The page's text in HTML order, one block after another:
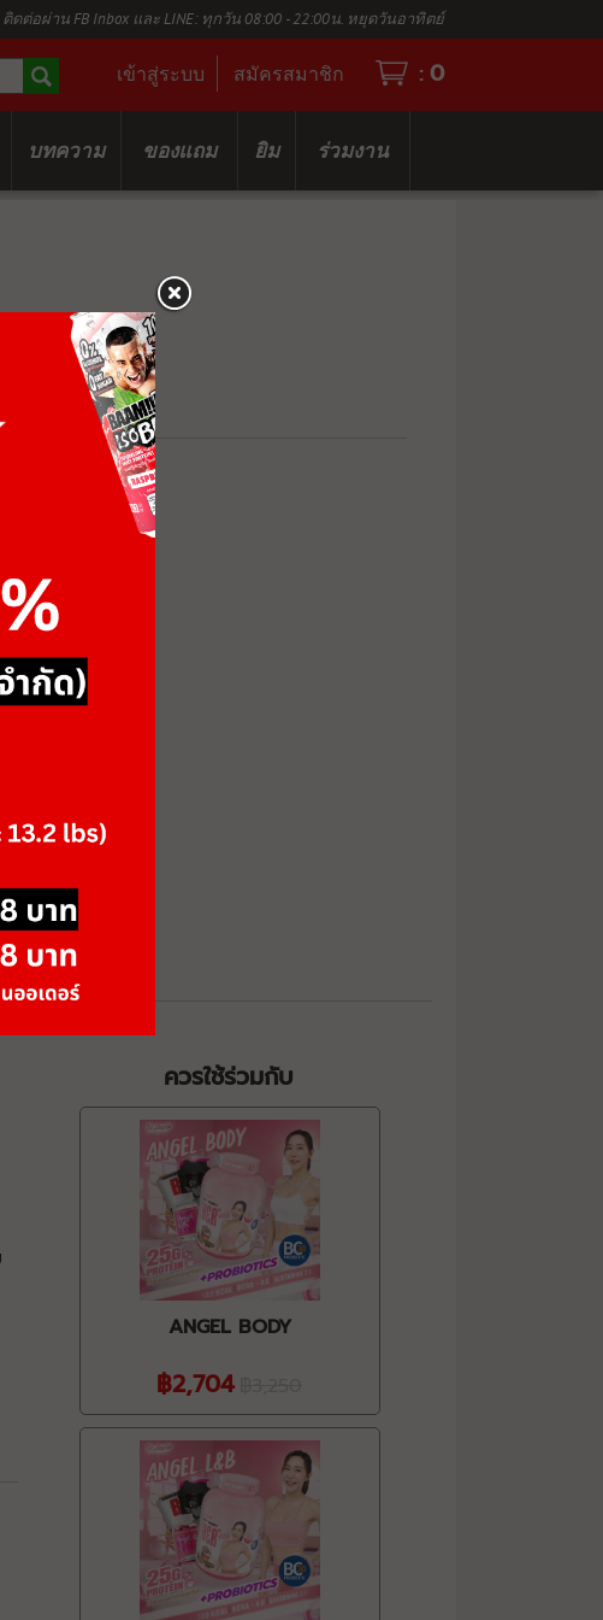
ติดต่อผ่าน FB Inbox และ LINE: ทุกวัน 08:00 - 22:00น. หยุดวันอาทิตย์
เข้าสู่ระบบ สมัครสมาชิก : 0
บทความ ของแถม ยิม ร่วมงาน
ควรใช้ร่วมกับ
ANGEL BODY
฿2,704